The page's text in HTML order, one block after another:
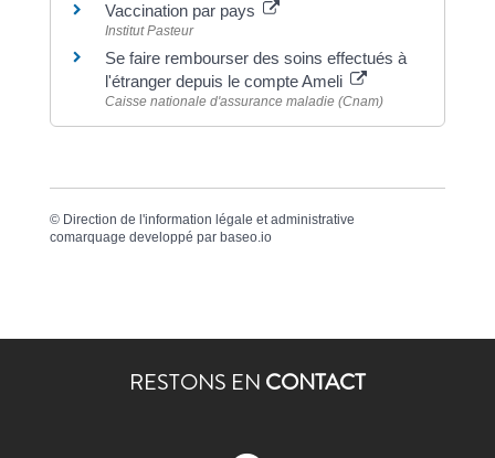
Vaccination par pays
Institut Pasteur
Se faire rembourser des soins effectués à
l'étranger depuis le compte Ameli
Caisse nationale d'assurance maladie (Cnam)
© Direction de l'information légale et administrative
comarquage developpé par baseo.io
RESTONS EN CONTACT